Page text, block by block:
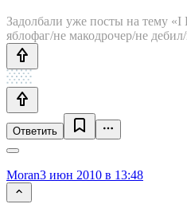
Задолбали уже посты на тему «I
яблофаг/не макодрочер/не
Ответить
Moran3 июн 2010 в 13:48